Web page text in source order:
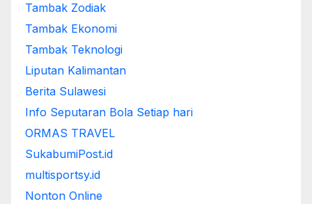
Tambak Zodiak
Tambak Ekonomi
Tambak Teknologi
Liputan Kalimantan
Berita Sulawesi
Info Seputaran Bola Setiap hari
ORMAS TRAVEL
SukabumiPost.id
multisportsy.id
Nonton Online